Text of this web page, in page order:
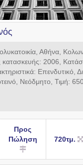
Αθήνα,
κατασκευής: 2006,
Επενδυτικό,
Νεόδμητο, Τιμή:
Προς
Πώληση
720τμ.